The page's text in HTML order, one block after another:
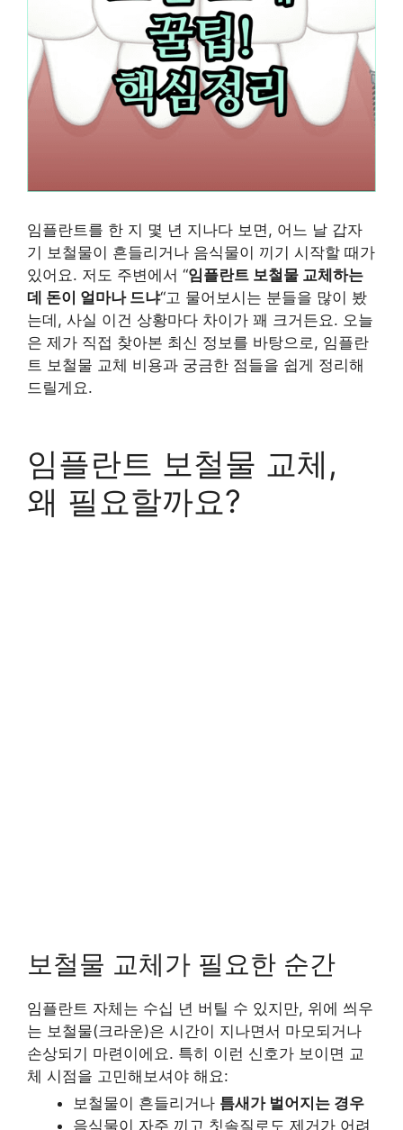
임플란트를 한 지 몇 년 지나다 보면, 어느 날 갑자
기 보철물이 흔들리거나 음식물이 끼기 시작할 때가
있어요. 저도 주변에서 “임플란트 보철물 교체하는
데 돈이 얼마나 드냐“고 물어보시는 분들을 많이 봤
는데, 사실 이건 상황마다 차이가 꽤 크거든요. 오늘
은 제가 직접 찾아본 최신 정보를 바탕으로, 임플란
트 보철물 교체 비용과 궁금한 점들을 쉽게 정리해
드릴게요.
임플란트 보철물 교체,
왜 필요할까요?
보철물 교체가 필요한 순간
임플란트 자체는 수십 년 버틸 수 있지만, 위에 씌우
는 보철물(크라운)은 시간이 지나면서 마모되거나
손상되기 마련이에요. 특히 이런 신호가 보이면 교
체 시점을 고민해보셔야 해요:
보철물이 흔들리거나 틈새가 벌어지는 경우
음식물이 자주 끼고 칫솔질로도 제거가 어려